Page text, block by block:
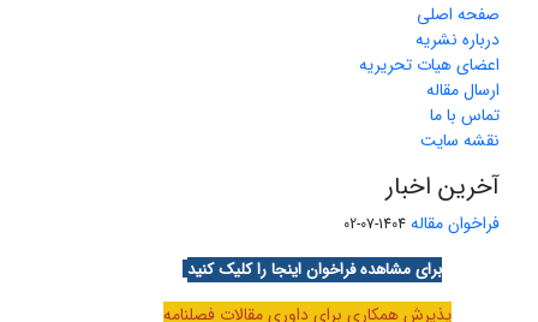
صفحه اصلی
درباره نشریه
اعضای هیات تحریریه
ارسال مقاله
تماس با ما
نقشه سایت
آخرین اخبار
فراخوان مقاله 1404-07-02
برای مشاهده فراخوان اینجا را کلیک کنید
پذیرش همکاری برای داوری مقالات فصلنامه